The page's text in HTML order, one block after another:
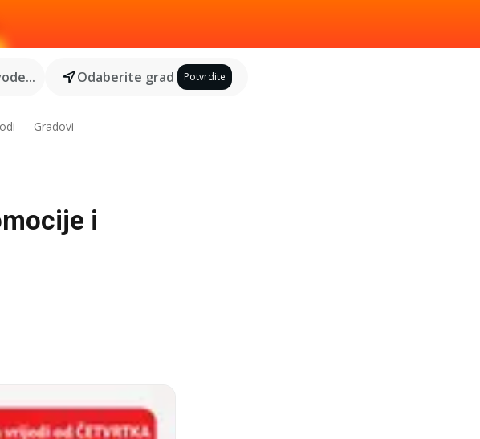
Odaberite grad Potvrdite
Gradovi
i